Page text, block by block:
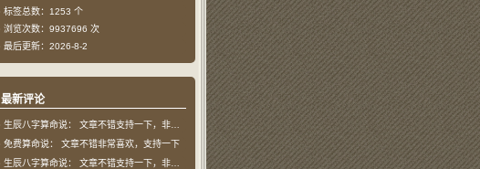
标签总数：1253 个
浏览次数：9937696 次
最后更新：2026-8-2
最新评论
生辰八字算命说： 文章不错支持一下，非常喜欢
免费算命说： 文章不错非常喜欢，支持一下
生辰八字算命说： 文章不错支持一下，非常喜欢